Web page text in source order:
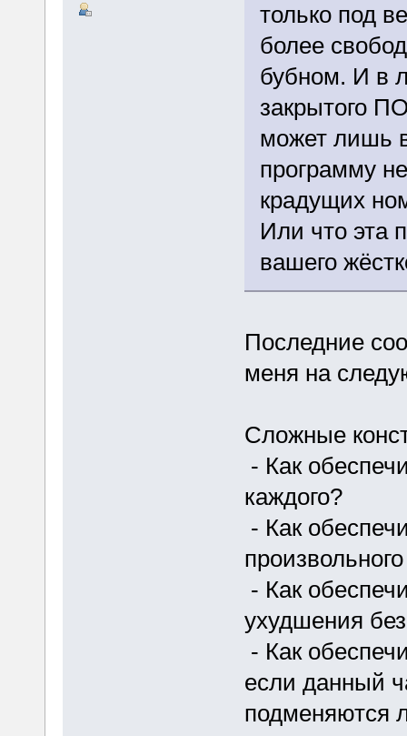
только под
более
бубном. И в
закрытого
может лишь
программу
крадущих
Или что эта
вашего
Последние
меня на
Сложные
- Как
каждого?
- Как
- Как
ухудшения
- Как
если данный
подменяются